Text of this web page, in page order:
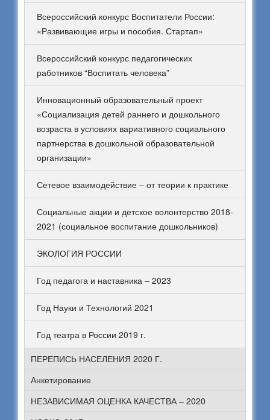
Всероссийский конкурс Воспитатели России:
«Развивающие игры и пособия. Стартап»
Всероссийский конкурс педагогических
работников “Воспитать человека”
Инновационный образовательный проект
«Социализация детей раннего и дошкольного
возраста в условиях вариативного социального
партнерства в дошкольной образовательной
организации»
Сетевое взаимодействие – от теории к практике
Социальные акции и детское волонтерство 2018-
2021 (социальное воспитание дошкольников)
ЭКОЛОГИЯ РОССИИ
Год педагога и наставника – 2023
Год Науки и Технологий 2021
Год театра в России 2019 г.
ПЕРЕПИСЬ НАСЕЛЕНИЯ 2020 Г.
Анкетирование
НЕЗАВИСИМАЯ ОЦЕНКА КАЧЕСТВА – 2020